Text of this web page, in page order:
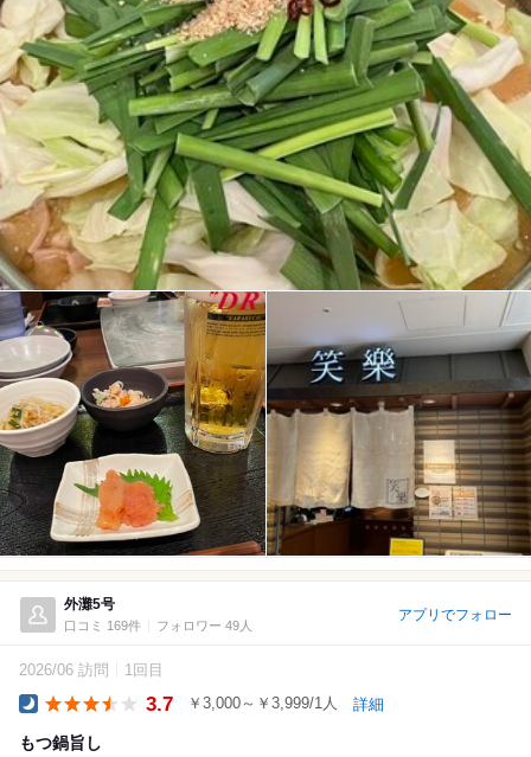
外灘5号
口コミ 169件 フォロワー 49人
アプリでフォロー
2026/06 訪問 1回目
3.7 ￥3,000～￥3,999/1人 詳細
もつ鍋旨し